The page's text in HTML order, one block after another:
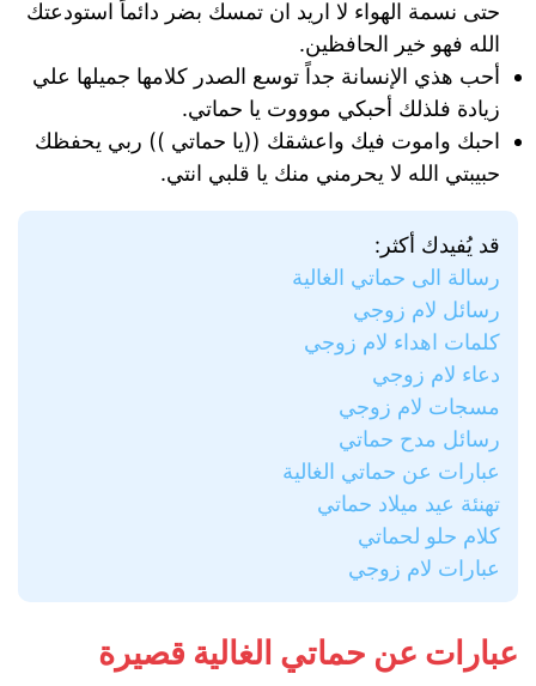
حتى نسمة الهواء لا اريد ان تمسك بضر دائماً استودعتك
الله فهو خير الحافظين.
أحب هذي الإنسانة جداً توسع الصدر كلامها جميلها علي
زيادة فلذلك أحبكي موووت يا حماتي.
احبك واموت فيك واعشقك ((يا حماتي )) ربي يحفظك
حبيبتي الله لا يحرمني منك يا قلبي انتي.
قد يُفيدك أكثر:
رسالة الى حماتي الغالية
رسائل لام زوجي
كلمات اهداء لام زوجي
دعاء لام زوجي
مسجات لام زوجي
رسائل مدح حماتي
عبارات عن حماتي الغالية
تهنئة عيد ميلاد حماتي
كلام حلو لحماتي
عبارات لام زوجي
عبارات عن حماتي الغالية قصيرة